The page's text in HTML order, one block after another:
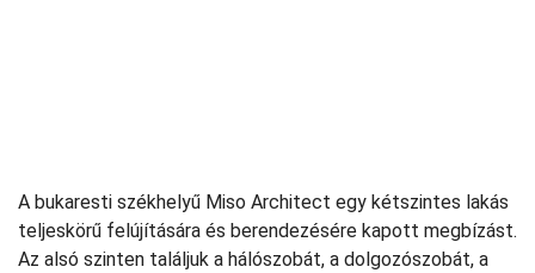
A bukaresti székhelyű Miso Architect egy kétszintes lakás
teljeskörű felújítására és berendezésére kapott megbízást.
Az alsó szinten találjuk a hálószobát, a dolgozószobát, a